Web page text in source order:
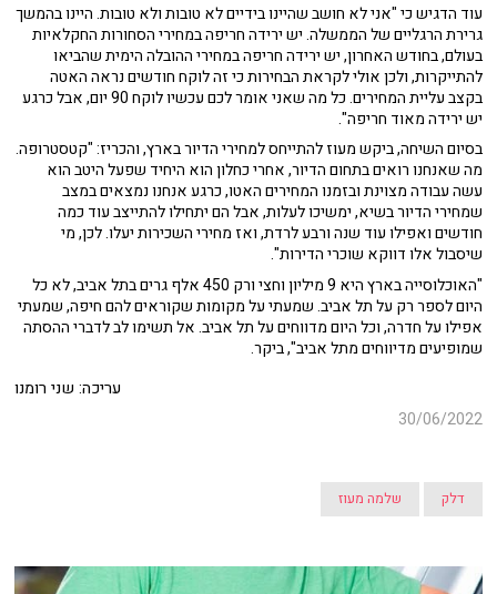
עוד הדגיש כי "אני לא חושב שהיינו בידיים לא טובות ולא טובות. היינו בהמשך
גרירת הרגליים של הממשלה. יש ירידה חריפה במחירי הסחורות החקלאיות
בעולם, בחודש האחרון, יש ירידה חריפה במחירי ההובלה הימית שהביאו
להתייקרות, ולכן אולי לקראת הבחירות כי זה לוקח חודשים נראה האטה
בקצב עליית המחירים. כל מה שאני אומר לכם עכשיו לוקח 90 יום, אבל כרגע
יש ירידה מאוד חריפה".
בסיום השיחה, ביקש מעוז להתייחס למחירי הדיור בארץ, והכריז: "קטסטרופה.
מה שאנחנו רואים בתחום הדיור, אחרי כחלון הוא היחיד שפעל היטב הוא
עשה עבודה מצוינת ובזמנו המחירים האטו, כרגע אנחנו נמצאים במצב
שמחירי הדיור בשיא, ימשיכו לעלות, אבל הם יתחילו להתייצב עוד כמה
חודשים ואפילו עוד שנה ורבע לרדת, ואז מחירי השכירות יעלו. לכן, מי
שיסבול אלו דווקא שוכרי הדירות".
"האוכלוסייה בארץ היא 9 מיליון וחצי ורק 450 אלף גרים בתל אביב, לא כל
היום לספר רק על תל אביב. שמעתי על מקומות שקוראים להם חיפה, שמעתי
אפילו על חדרה, וכל היום מדווחים על תל אביב. אל תשימו לב לדברי ההסתה
שמופיעים מדיווחים מתל אביב", ביקר.
עריכה: שני רומנו
30/06/2022
דלק שלמה מעוז